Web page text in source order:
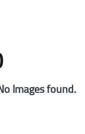
Images found.